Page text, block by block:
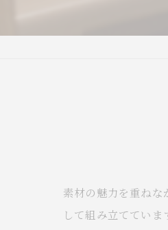
素材の魅力を重ねな
して組み立ててい